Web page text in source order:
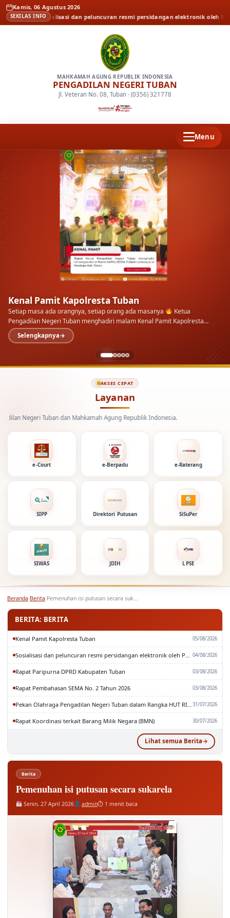
Kamis, 06 Agustus 2026
SEKILAS INFO
Sosialisasi dan peluncuran resmi persidangan elektronik oleh
MAHKAMAH AGUNG REPUBLIK INDONESIA
PENGADILAN NEGERI TUBAN
Jl. Veteran No. 08, Tuban · (0356) 321778
Menu
AKSES CEPAT
Layanan
e-Court e-Berpadu e-Raterang
SIPP Direktori Putusan SiSuPer
SIWAS JDIH LPSE
Beranda›Berita› Pemenuhan isi putusan secara sukarela
BERITA: BERITA
Rapat Koordinasi terkait Barang Milik Negara (BMN) 30/07/2026
Lihat semua Berita
Pemenuhan isi putusan secara sukarela
Senin, 27 April 2026 admin⏱ 1 menit baca